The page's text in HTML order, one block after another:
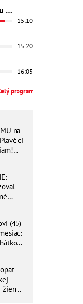
Pravdivé príbehy s Katkou Brychtovou
15:10
15:20
16:05
program
na
(45)
žien